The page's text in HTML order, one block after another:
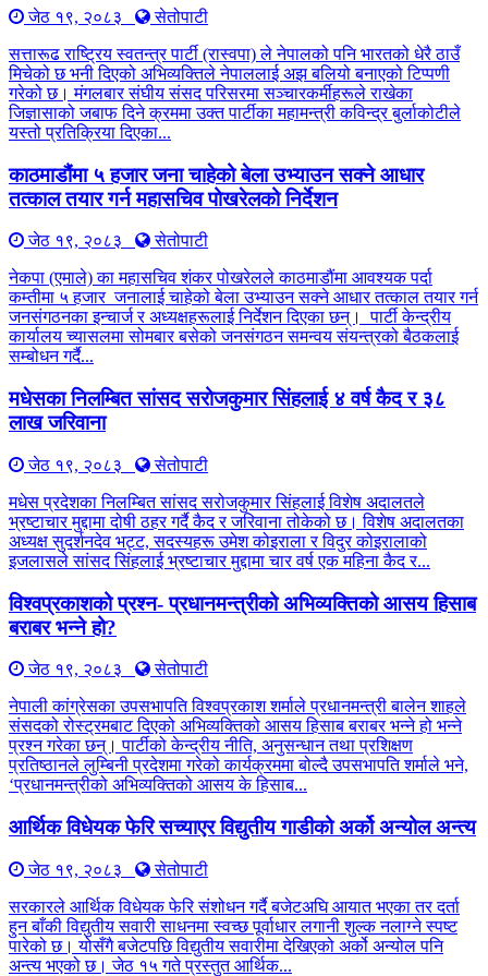
जेठ १९, २०८३
सेतोपाटी
सत्तारूढ राष्ट्रिय स्वतन्त्र पार्टी (रास्वपा) ले नेपालको पनि भारतको धेरै ठाउँ
मिचेको छ भनी दिएको अभिव्यक्तिले नेपाललाई अझ बलियो बनाएको टिप्पणी
गरेको छ। मंगलबार संघीय संसद परिसरमा सञ्चारकर्मीहरूले राखेका
जिज्ञासाको जबाफ दिने क्रममा उक्त पार्टीका महामन्त्री कविन्द्र बुर्लाकोटीले
यस्तो प्रतिक्रिया दिएका...
काठमाडौंमा ५ हजार जना चाहेको बेला उभ्याउन सक्ने आधार
तत्काल तयार गर्न महासचिव पोखरेलको निर्देशन
जेठ १९, २०८३
सेतोपाटी
नेकपा (एमाले) का महासचिव शंकर पोखरेलले काठमाडौंमा आवश्यक पर्दा
कम्तीमा ५ हजार जनालाई चाहेको बेला उभ्याउन सक्ने आधार तत्काल तयार गर्न
जनसंगठनका इन्चार्ज र अध्यक्षहरूलाई निर्देशन दिएका छन्। पार्टी केन्द्रीय
कार्यालय च्यासलमा सोमबार बसेको जनसंगठन समन्वय संयन्त्रको बैठकलाई
सम्बोधन गर्दै...
मधेसका निलम्बित सांसद सरोजकुमार सिंहलाई ४ वर्ष कैद र ३८
लाख जरिवाना
जेठ १९, २०८३
सेतोपाटी
मधेस प्रदेशका निलम्बित सांसद सरोजकुमार सिंहलाई विशेष अदालतले
भ्रष्टाचार मुद्दामा दोषी ठहर गर्दै कैद र जरिवाना तोकेको छ। विशेष अदालतका
अध्यक्ष सुदर्शनदेव भट्ट, सदस्यहरू उमेश कोइराला र विदुर कोइरालाको
इजलासले सांसद सिंहलाई भ्रष्टाचार मुद्दामा चार वर्ष एक महिना कैद र...
विश्वप्रकाशको प्रश्न- प्रधानमन्त्रीको अभिव्यक्तिको आसय हिसाब
बराबर भन्ने हो?
जेठ १९, २०८३
सेतोपाटी
नेपाली कांग्रेसका उपसभापति विश्वप्रकाश शर्माले प्रधानमन्त्री बालेन शाहले
संसदको रोस्ट्रमबाट दिएको अभिव्यक्तिको आसय हिसाब बराबर भन्ने हो भन्ने
प्रश्न गरेका छन्। पार्टीको केन्द्रीय नीति, अनुसन्धान तथा प्रशिक्षण
प्रतिष्ठानले लुम्बिनी प्रदेशमा गरेको कार्यक्रममा बोल्दै उपसभापति शर्माले भने,
‘प्रधानमन्त्रीको अभिव्यक्तिको आसय के हिसाब...
आर्थिक विधेयक फेरि सच्याएर विद्युतीय गाडीको अर्को अन्योल अन्त्य
जेठ १९, २०८३
सेतोपाटी
सरकारले आर्थिक विधेयक फेरि संशोधन गर्दै बजेटअघि आयात भएका तर दर्ता
हुन बाँकी विद्युतीय सवारी साधनमा स्वच्छ पूर्वाधार लगानी शुल्क नलाग्ने स्पष्ट
पारेको छ। योसँगै बजेटपछि विद्युतीय सवारीमा देखिएको अर्को अन्योल पनि
अन्त्य भएको छ। जेठ १५ गते प्रस्तुत आर्थिक...